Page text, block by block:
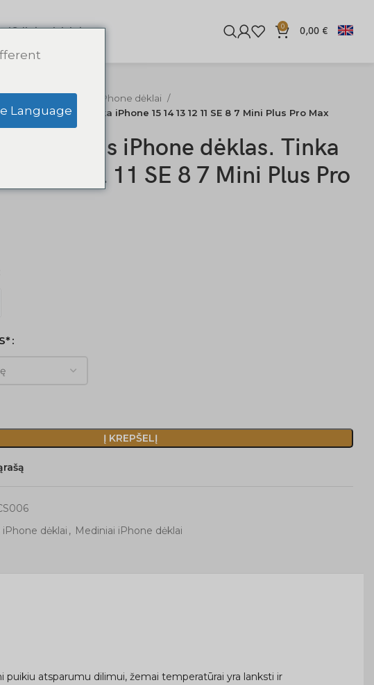
Odinės piniginės 0 0,00 €
dėklai
Mediniai iPhone dėklai
iPhone dėklas. Tinka iPhone 15 14 13 12 11 SE 8 7 Mini Plus Pro Max
medinis iPhone dėklas. Tinka
14 13 12 11 SE 8 7 Mini Plus Pro
Į KREPŠELĮ
dėklai , Mediniai iPhone dėklai
puikiu atsparumu dilimui, žemai temperatūrai yra lanksti ir
Language